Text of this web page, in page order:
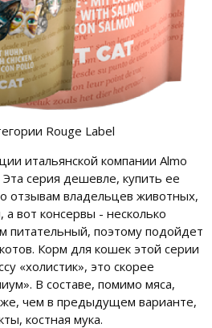
Rouge Label
итальянской компании Almo
серия дешевле, купить ее
отзывам владельцев животных,
вот консервы - несколько
питательный, поэтому подойдет
Корм для кошек этой серии
«холистик», это скорее
В составе, помимо мяса,
чем в предыдущем варианте,
костная мука.